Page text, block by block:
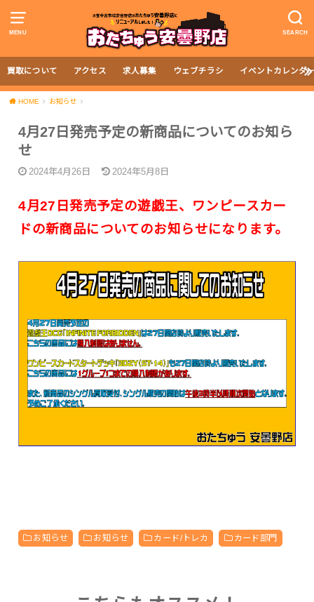
MENU SEARCH
買取について アクセス 求人募集 ウェブチラシ イベントカレンダ
HOME お知らせ
4月27日発売予定の新商品についてのお知ら
せ
2024年4月26日 2024年5月8日
4月27日発売予定の遊戯王、ワンピースカー
ドの新商品についてのお知らせになります。
お知らせ お知らせ カード/トレカ カード部門